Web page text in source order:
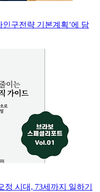
인구전략 기본계획’에 담
정 시대, 73세까지 일하기